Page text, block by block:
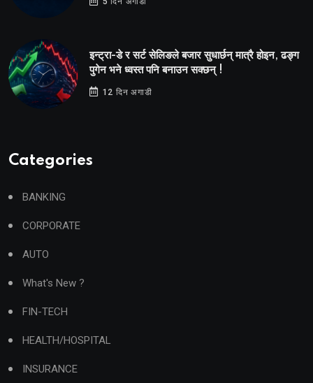
इन्ट्रा-डे र सर्ट सेलिङले बजार सुधार्छन् मात्रै होइन, ढङ्ग
पुगेन भने ध्वस्त पनि बनाउन सक्छन् !
12 दिन अगाडी
Categories
BANKING
CORPORATE
AUTO
What's New ?
FIN-TECH
HEALTH/HOSPITAL
INSURANCE